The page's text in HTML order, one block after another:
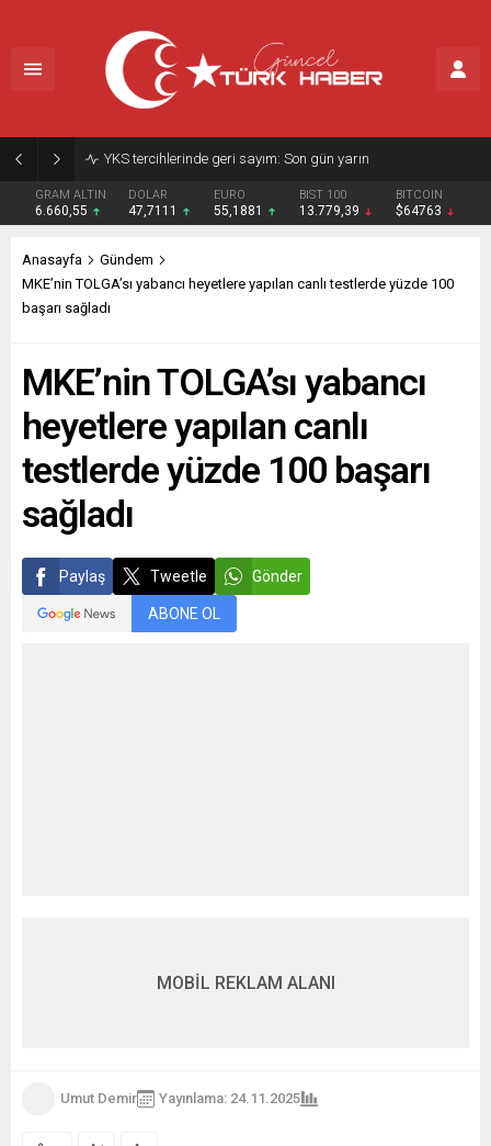
YKS tercihlerinde geri sayım: Son gün yarın
GRAM ALTIN
6.660,55
DOLAR
47,7111
EURO
55,1881
BIST 100
13.779,39
BITCOIN
$64763
Anasayfa
Gündem
MKE’nin TOLGA’sı yabancı heyetlere yapılan canlı testlerde yüzde 100
başarı sağladı
MKE’nin TOLGA’sı yabancı
heyetlere yapılan canlı
testlerde yüzde 100 başarı
sağladı
Paylaş Tweetle Gönder
ABONE OL
MOBİL REKLAM ALANI
Umut Demir Yayınlama: 24.11.2025